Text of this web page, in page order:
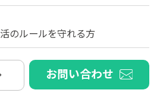
のルールを守れる方
お問い合わせ